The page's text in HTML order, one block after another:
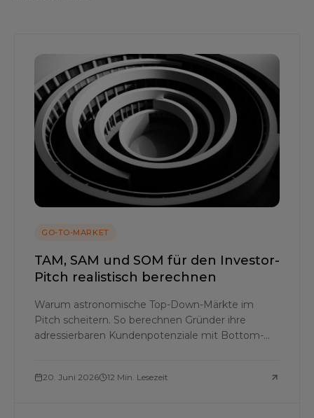
GO-TO-MARKET
TAM, SAM und SOM für den Investor-
Pitch realistisch berechnen
Warum astronomische Top-Down-Märkte im
Pitch scheitern. So berechnen Gründer ihre
adressierbaren Kundenpotenziale mit Bottom-
20. Juni 2026 12 Min. Lesezeit